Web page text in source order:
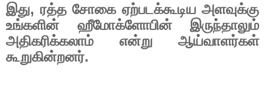
இது, ரத்த சோகை ஏற்படக்கூடிய அளவுக்கு
உங்களின் ஹீமோக்ளோபின் இருந்தாலும்
அதிகரிக்கலாம் என்று ஆய்வாளர்கள்
கூறுகின்றனர்.